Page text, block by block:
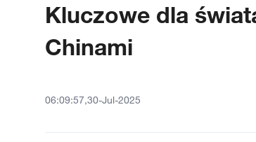
Kluczowe dla
Chinami
06:09:57,30-Jul-2025